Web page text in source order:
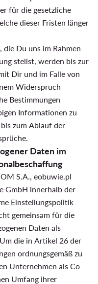
für die gesetzliche
dieser Fristen länger
die Du uns im Rahmen
stellst, werden bis zur
Dir und im Falle von
Widerspruch
Bestimmungen
Informationen zu
zum Ablauf der
Daten im
S.A., eobuwie.pl
GmbH innerhalb der
Einstellungspolitik
gemeinsam für die
Daten als
die in Artikel 26 der
ordnungsgemäß zu
Unternehmen als Co-
Umfang ihrer